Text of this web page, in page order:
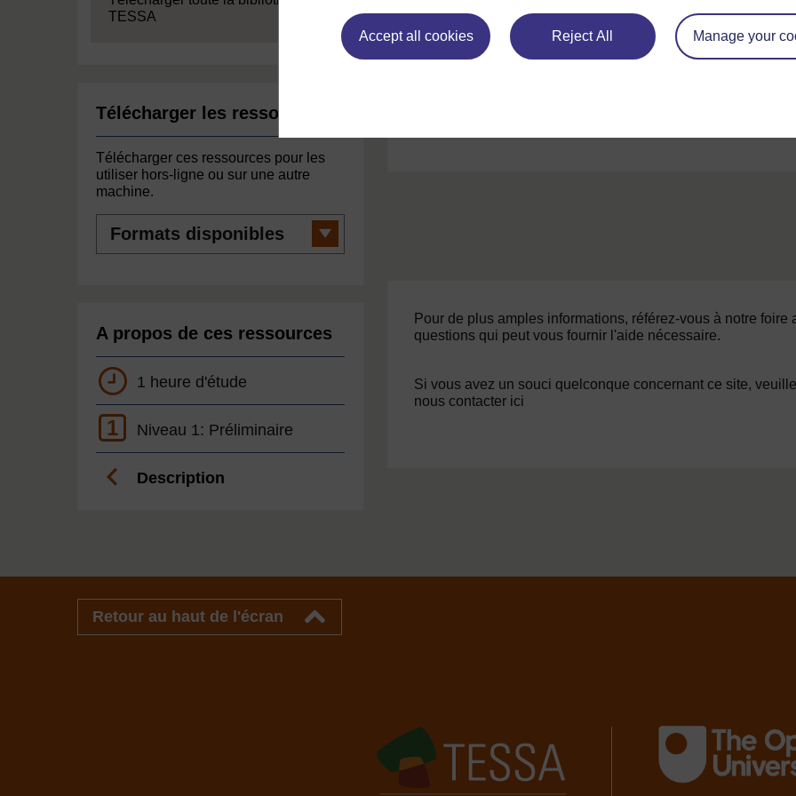
Accept all cookies Reject All Manage your
TESSA
Télécharger les ressources
Télécharger ces ressources pour les
utiliser hors-ligne ou sur une autre
machine.
disponibles
A propos de ces ressources
1 heure d'étude
1 Niveau 1: Préliminaire
Description
Précédent
Précédent
Pour de plus amples informations, référez-vous à notre foire
questions qui peut vous fournir l'aide nécessaire.
Si vous avez un souci quelconque concernant ce site,
nous contacter ici
Retour au haut de l'écran